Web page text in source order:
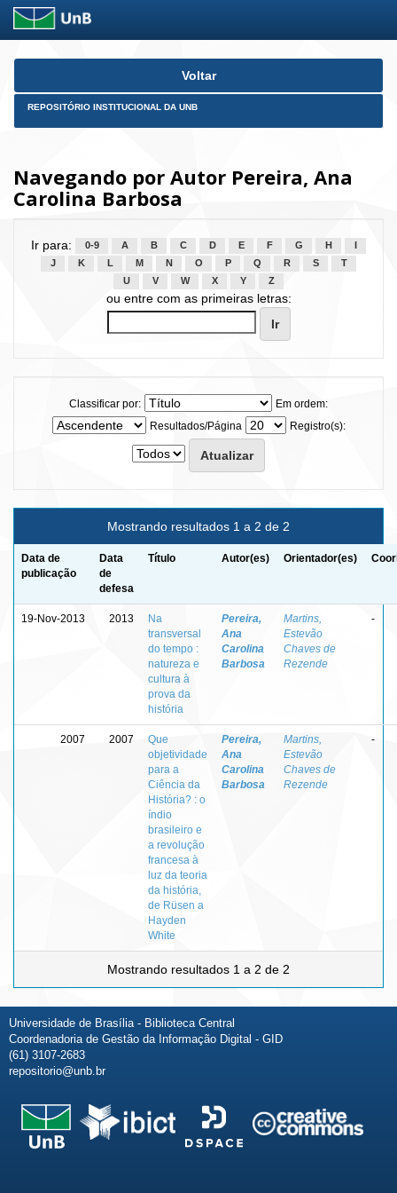
Skip
Voltar
REPOSITÓRIO INSTITUCIONAL DA UNB
Navegando por Autor Pereira, Ana
Carolina Barbosa
Ir para: 0-9 A B C D E F G H
J
K L M N O P Q R S
T
U
V W X Y Z
ou entre com as primeiras letras:
Classificar por:
Em ordem:
Resultados/Página
Registro(s):
Mostrando resultados 1 a 2 de 2
Data de
publicação
Data
de
defesa
Título Autor(es) Orientador(es)
19-Nov-2013 2013
Na
transversal
do tempo :
natureza e
cultura à
prova da
história
Pereira,
Ana
Carolina
Barbosa
Martins,
Estevão
Chaves de
Rezende
-
2007 2007
Que
objetividade
para a
Ciência da
História? : o
índio
brasileiro e
a revolução
francesa à
luz da teoria
da história,
de Rüsen a
Hayden
White
Pereira,
Ana
Carolina
Barbosa
Martins,
Estevão
Chaves de
Rezende
-
Mostrando resultados 1 a 2 de 2
Universidade de Brasília - Biblioteca Central
Coordenadoria de Gestão da Informação Digital - GID
(61) 3107-2683
repositorio@unb.br